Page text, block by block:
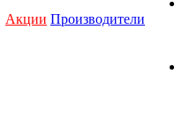
Акции Производители